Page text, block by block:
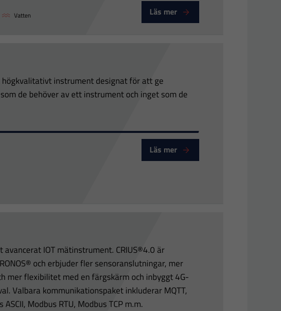
Vatten Läs mer
högkvalitativt instrument designat för att ge
de behöver av ett instrument och inget som de
Läs mer
avancerat IOT mätinstrument. CRIUS®4.0 är
och erbjuder fler sensoranslutningar, mer
mer flexibilitet med en färgskärm och inbyggt 4G-
Valbara kommunikationspaket inkluderar MQTT,
Modbus RTU, Modbus TCP m.m.